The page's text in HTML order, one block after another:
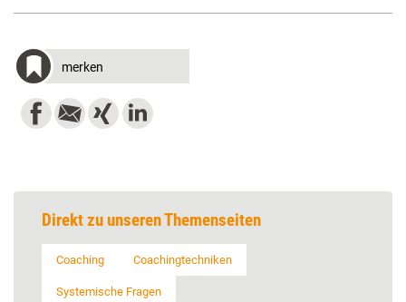
merken
Direkt zu unseren Themenseiten
Coaching Coachingtechniken
Systemische Fragen